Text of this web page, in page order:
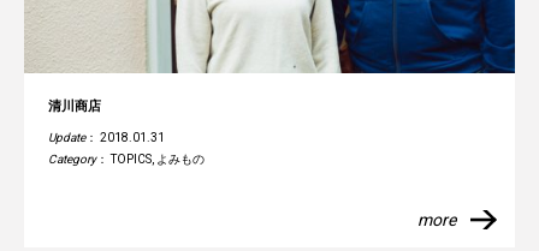
清川商店
Update： 2018.01.31
Category：TOPICS よみもの
more